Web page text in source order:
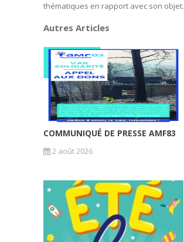
thématiques en rapport avec son objet.
Autres Articles
COMMUNIQUÉ DE PRESSE AMF83
2 août 2026